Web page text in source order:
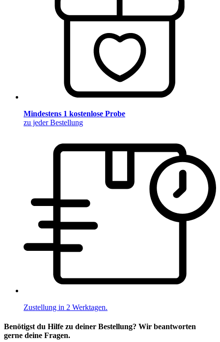
Mindestens 1 kostenlose Probe
zu jeder Bestellung
Zustellung in 2 Werktagen.
Benötigst du Hilfe zu deiner Bestellung? Wir beantworten
gerne deine Fragen.